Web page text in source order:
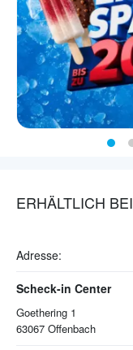
ERHÄLTLICH BEI
Adresse:
Scheck-in Center
Goethering 1
63067 Offenbach